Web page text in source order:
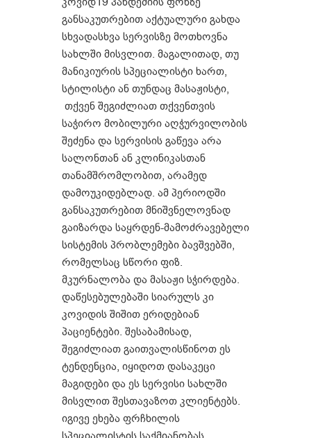
განსაკუთრებით აქტუალური გახდა
სხვადასხვა სერვისზე მოთხოვნა
სახლში მისვლით. მაგალითად, თუ
მანიკიურის სპეციალისტი ხართ,
სტილისტი ან თუნდაც მასაჟისტი,
თქვენ შეგიძლიათ თქვენთვის
საჭირო მობილური აღჭურვილობის
შეძენა და სერვისის გაწევა არა
სალონთან ან კლინიკასთან
თანამშრომლობით, არამედ
დამოუკიდებლად. ამ პერიოდში
განსაკუთრებით მნიშვნელოვნად
გაიზარდა საყრდენ-მამოძრავებელი
სისტემის პრობლემები ბავშვებში,
რომელსაც სწორი ფიზ.
მკურნალობა და მასაჟი სჭირდება.
დაწესებულებაში სიარულს კი
კოვიდის შიშით ერიდებიან
პაციენტები. შესაბამისად,
შეგიძლიათ გაითვალისწინოთ ეს
ტენდენცია, იყიდოთ დასაკეცი
მაგიდები და ეს სერვისი სახლში
მისვლით შესთავაზოთ კლიენტებს.
იგივე ეხება ფრჩხილის
სპეციალისტის საქმიანობას,